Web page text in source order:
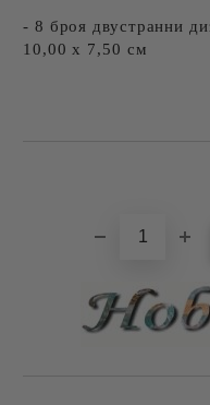
- 8 броя двустранни
10,00 х 7,50 см